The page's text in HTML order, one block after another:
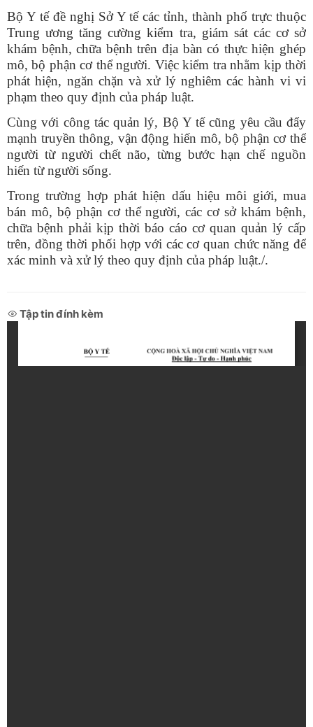
Bộ Y tế đề nghị Sở Y tế các tỉnh, thành phố trực thuộc
Trung ương tăng cường kiểm tra, giám sát các cơ sở
khám bệnh, chữa bệnh trên địa bàn có thực hiện ghép
mô, bộ phận cơ thể người. Việc kiểm tra nhằm kịp thời
phát hiện, ngăn chặn và xử lý nghiêm các hành vi vi
phạm theo quy định của pháp luật.
Cùng với công tác quản lý, Bộ Y tế cũng yêu cầu đẩy
mạnh truyền thông, vận động hiến mô, bộ phận cơ thể
người từ người chết não, từng bước hạn chế nguồn
hiến từ người sống.
Trong trường hợp phát hiện dấu hiệu môi giới, mua
bán mô, bộ phận cơ thể người, các cơ sở khám bệnh,
chữa bệnh phải kịp thời báo cáo cơ quan quản lý cấp
trên, đồng thời phối hợp với các cơ quan chức năng để
xác minh và xử lý theo quy định của pháp luật./.
Tập tin đính kèm